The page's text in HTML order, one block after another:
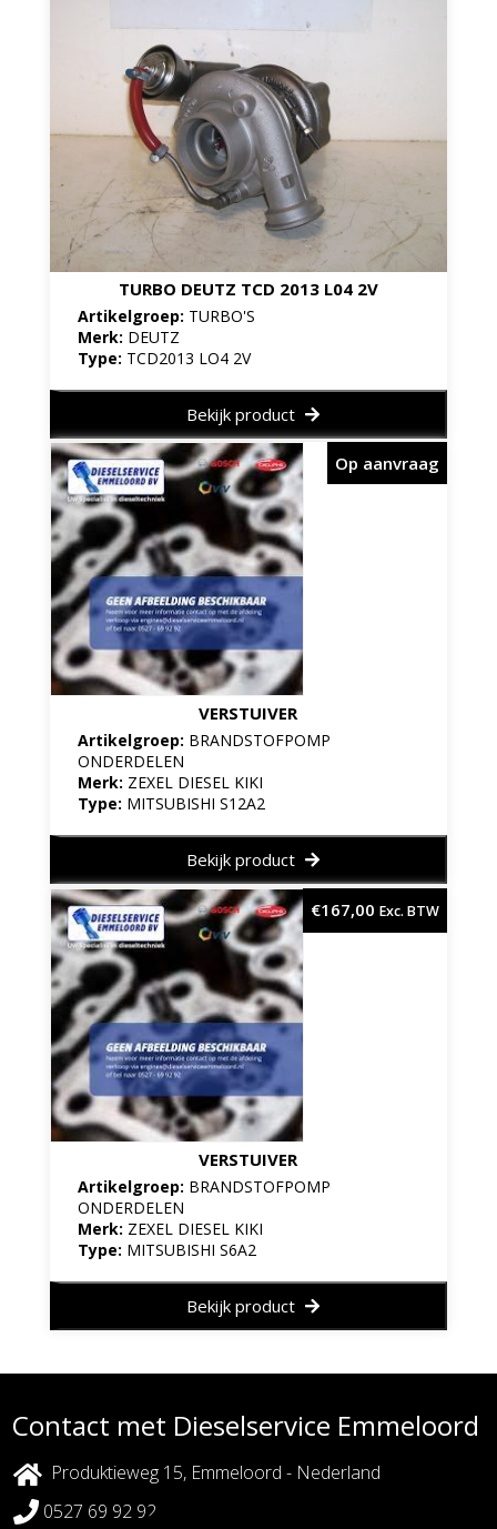
TURBO DEUTZ TCD 2013 L04 2V
Artikelgroep: TURBO'S
Merk: DEUTZ
Type: TCD2013 LO4 2V
Bekijk product
VERSTUIVER
Artikelgroep: BRANDSTOFPOMP
ONDERDELEN
Merk: ZEXEL DIESEL KIKI
Type: MITSUBISHI S12A2
Op aanvraag
Bekijk product
VERSTUIVER
Artikelgroep: BRANDSTOFPOMP
ONDERDELEN
Merk: ZEXEL DIESEL KIKI
Type: MITSUBISHI S6A2
€167,00 Exc. BTW
Bekijk product
Contact met Dieselservice Emmeloord
Produktieweg 15, Emmeloord - Nederland
0527 69 92 92